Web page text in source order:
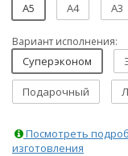
A5 A4 A3
Вариант исполнения:
Суперэконом
Подарочный
Посмотреть
изготовления